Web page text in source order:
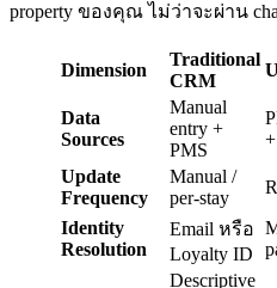
property ของคุณ ไม่ว่าจะผ่าน
Dimension
Traditional
CRM
Data
Sources
Manual
entry +
PMS
Update
Frequency
Manual /
per-stay
Identity
Resolution
Email หรือ
Loyalty ID
Descriptive